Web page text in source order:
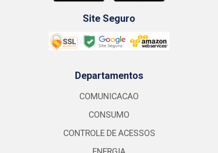
Site Seguro
Departamentos
COMUNICACAO
CONSUMO
CONTROLE DE ACESSOS